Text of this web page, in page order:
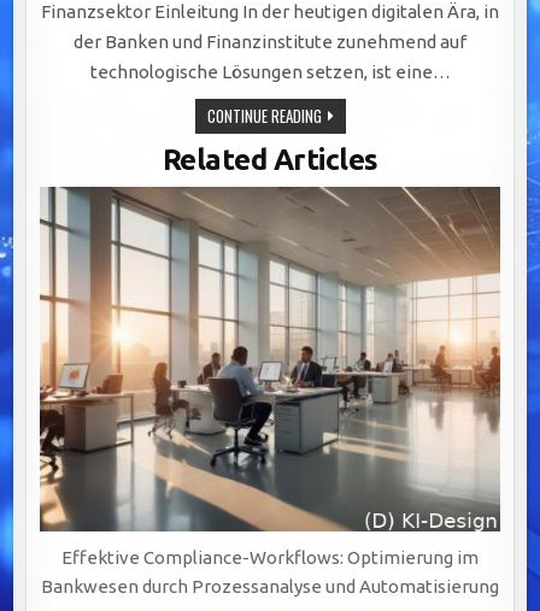
Finanzsektor Einleitung In der heutigen digitalen Ära, in
der Banken und Finanzinstitute zunehmend auf
technologische Lösungen setzen, ist eine…
CONTINUE READINGERFOLGREICHE
DATENMIGRATION
IM
FINANZSEKTOR:
STRATEGIEN
UND
HERAUSFORDERUNGEN
Related Articles
Effektive Compliance-Workflows: Optimierung im
Bankwesen durch Prozessanalyse und Automatisierung